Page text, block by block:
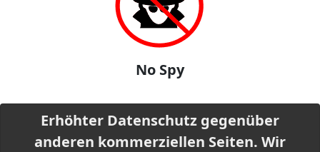
No Spy
Erhöhter Datenschutz gegenüber
anderen kommerziellen Seiten. Wir